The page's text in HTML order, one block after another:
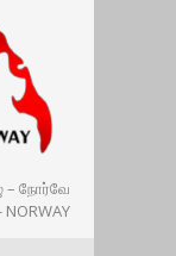
– நோர்வே
NORWAY